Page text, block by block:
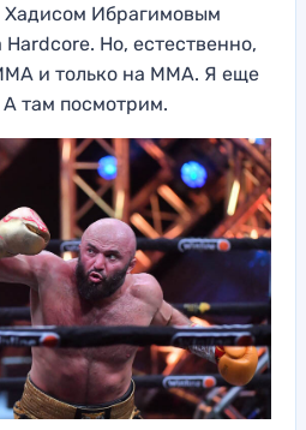
Хадисом Ибрагимовым
Но, естественно,
и только на ММА. Я еще
А там посмотрим.